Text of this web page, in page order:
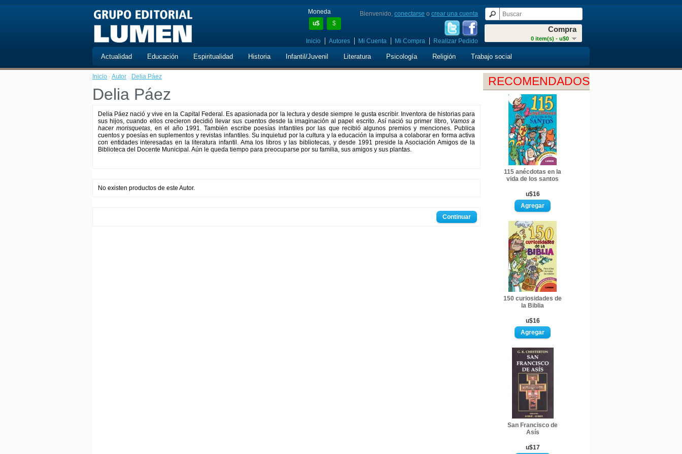
Moneda
u$
$
Compra
0 item(s) - u$0
Bienvenido, conectarse o crear una cuenta
Inicio Autores Mi Cuenta Mi Compra Realizar Pedido
Actualidad Educación Espiritualidad Historia Infantil/Juvenil Literatura Psicología Religión Trabajo social
RECOMENDADOS
115 anécdotas en la
vida de los santos
u$16
150 curiosidades de
la Biblia
u$16
San Francisco de
Asís
u$17
Inicio · Autor · Delia Páez
Delia Páez
Delia Páez nació y vive en la Capital Federal. Es apasionada por la lectura y desde siempre le gusta escribir. Inventora de historias para
sus hijos, cuando ellos crecieron decidió llevar sus cuentos desde la imaginación al papel escrito. Así nació su primer libro, Vamos a
hacer morisquetas, en el año 1991. También escribe poesías infantiles por las que recibió algunos premios y menciones. Publica
cuentos y poesías en suplementos y revistas infantiles. Su inquietud por la cultura y la educación la impulsa a colaborar en forma activa
con entidades interesadas en la literatura infantil. Ama los libros y las bibliotecas, y desde 1991 preside la Asociación Amigos de la
Biblioteca del Docente Municipal. Aún le queda tiempo para preocuparse por su familia, sus amigos y sus plantas.
No existen productos de este Autor.
Continuar